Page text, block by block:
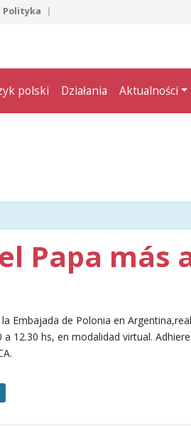
Polityka
polski Działania Aktualności
Papa
Embajada de Polonia en
a 12.30 hs, en modalidad virtual.